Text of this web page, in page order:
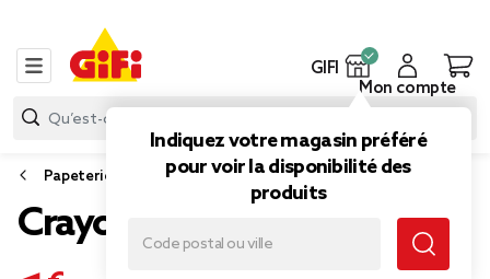
GIFI
Indiquez votre magasin préféré
pour voir la disponibilité des
produits
Mon compte
Papeterie et fournitures bureau
Crayons à papier x6